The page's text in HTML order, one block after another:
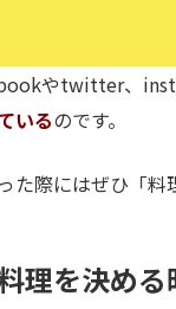
やtwitter、
いるのです。
た際にはぜひ「
理を決め